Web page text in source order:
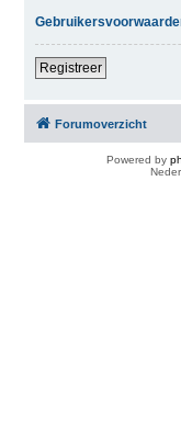
Registreer
Forumoverzicht
Powered by